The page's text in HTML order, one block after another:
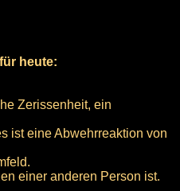
heute:
Zerissenheit, ein
ist eine Abwehrreaktion von
einer anderen Person ist.